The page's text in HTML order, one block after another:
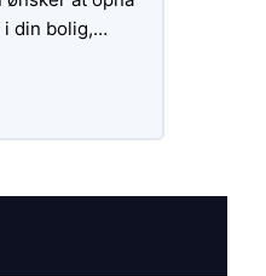
i din bolig,…